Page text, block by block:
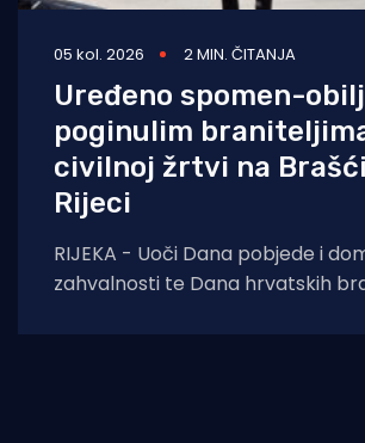
05 kol. 2026 2 MIN. ČITANJA
Uređeno spomen-
poginulim
civilnoj žrtvi na
Rijeci
RIJEKA - Uoči Dana pobjede i
zahvalnosti te Dana hrvatskih